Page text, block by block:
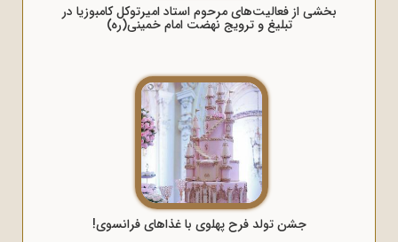
بخشی از فعالیت‌های مرحوم استاد امیرتوکل کامبوزیا در
تبلیغ و ترویج نهضت امام خمینی(ره)
جشن تولد فرح پهلوی با غذاهای فرانسوی!